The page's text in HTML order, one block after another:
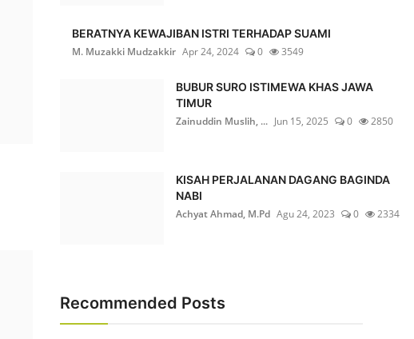
BERATNYA KEWAJIBAN ISTRI TERHADAP SUAMI
M. Muzakki Mudzakkir Apr 24, 2024 0 3549
BUBUR SURO ISTIMEWA KHAS JAWA
TIMUR
Zainuddin Muslih, ... Jun 15, 2025 0 2850
KISAH PERJALANAN DAGANG BAGINDA
NABI
Achyat Ahmad, M.Pd Agu 24, 2023 0 2334
Recommended Posts